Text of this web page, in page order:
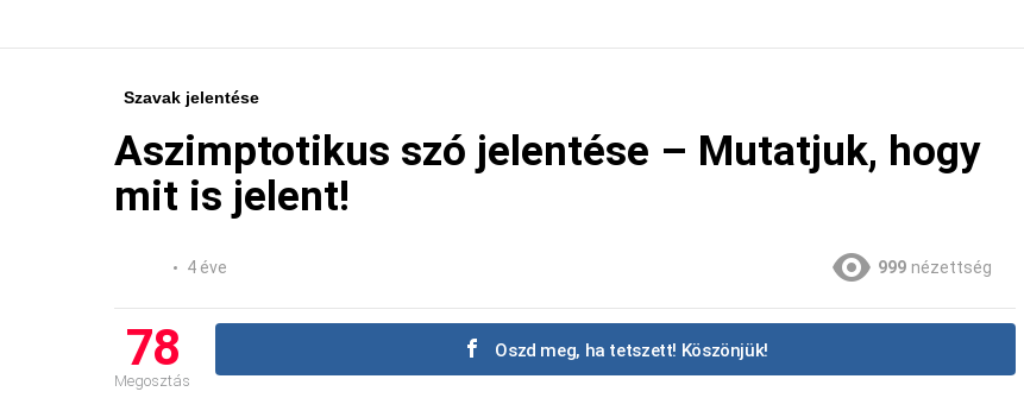
Szavak jelentése
Aszimptotikus szó jelentése – Mutatjuk, hogy
mit is jelent!
4 éve 999 nézettség
78
Megosztás
Oszd meg, ha tetszett! Köszönjük!